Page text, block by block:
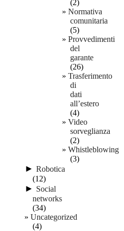
(2)
Normativa
comunitaria
(5)
Provvedimenti
del
garante
(26)
Trasferimento
di
dati
all’estero
(4)
Video
sorveglianza
(2)
Whistleblowing
(3)
► Robotica
(12)
► Social
networks
(34)
Uncategorized
(4)